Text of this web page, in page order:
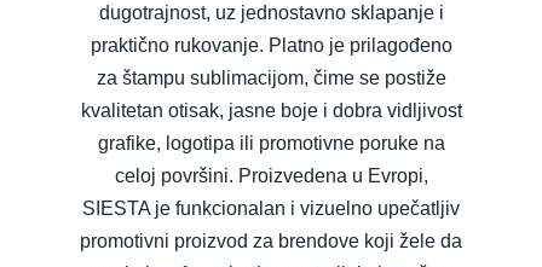
dugotrajnost, uz jednostavno sklapanje i
praktično rukovanje. Platno je prilagođeno
za štampu sublimacijom, čime se postiže
kvalitetan otisak, jasne boje i dobra vidljivost
grafike, logotipa ili promotivne poruke na
celoj površini. Proizvedena u Evropi,
SIESTA je funkcionalan i vizuelno upečatljiv
promotivni proizvod za brendove koji žele da